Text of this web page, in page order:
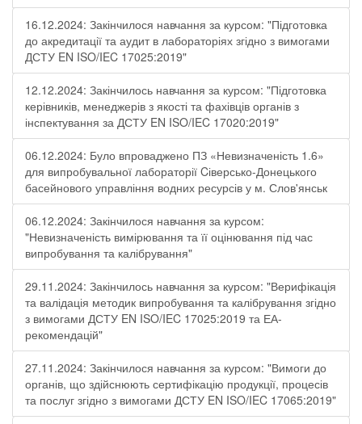
16.12.2024: Закінчилося навчання за курсом: "Підготовка
до акредитації та аудит в лабораторіях згідно з вимогами
ДСТУ EN ISO/IEC 17025:2019"
12.12.2024: Закінчилось навчання за курсом: "Підготовка
керівників, менеджерів з якості та фахівців органів з
інспектування за ДСТУ EN ISO/IEC 17020:2019"
06.12.2024: Було впроваджено ПЗ «Невизначеність 1.6»
для випробувальної лабораторії Cіверсько-Донецького
басейнового управління водних ресурсів у м. Слов'янськ
06.12.2024: Закінчилося навчання за курсом:
"Невизначеність вимірювання та її оцінювання під час
випробування та калібрування"
29.11.2024: Закінчилось навчання за курсом: "Верифікація
та валідація методик випробування та калібрування згідно
з вимогами ДСТУ EN ISO/IEC 17025:2019 та ЕА-
рекомендацій"
27.11.2024: Закінчилося навчання за курсом: "Вимоги до
органів, що здійснюють сертифікацію продукції, процесів
та послуг згідно з вимогами ДСТУ EN ISO/IEC 17065:2019"